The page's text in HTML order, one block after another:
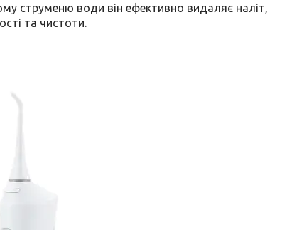
струменю води він ефективно видаляє наліт,
та чистоти.